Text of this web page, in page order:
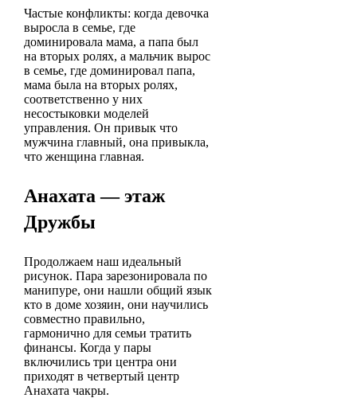
Частые конфликты: когда девочка
выросла в семье, где
доминировала мама, а папа был
на вторых ролях, а мальчик вырос
в семье, где доминировал папа,
мама была на вторых ролях,
соответственно у них
несостыковки моделей
управления. Он привык что
мужчина главный, она привыкла,
что женщина главная.
Анахата — этаж
Дружбы
Продолжаем наш идеальный
рисунок. Пара зарезонировала по
манипуре, они нашли общий язык
кто в доме хозяин, они научились
совместно правильно,
гармонично для семьи тратить
финансы. Когда у пары
включились три центра они
приходят в четвертый центр
Анахата чакры.